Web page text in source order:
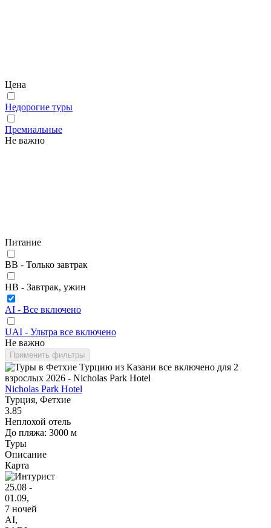
Цена
Недорогие туры
Премиальные
Не важно
Питание
BB - Только завтрак
HB - Завтрак, ужин
AI - Все включено
UAI - Ультра все включено
Не важно
Применить фильтры
Nicholas Park Hotel
Турция, Фетхие
3.85
Неплохой отель
До пляжа: 3000 м
Туры
Описание
Карта
25.08 -
01.09,
7 ночей
AI,